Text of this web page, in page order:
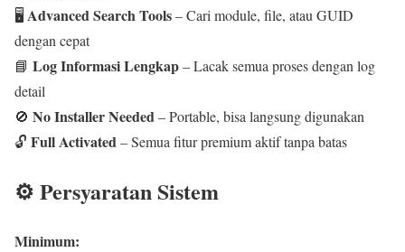
🖥️Advanced Search Tools– Cari module, file, atau GUID
dengan cepat
📘 Log Informasi Lengkap– Lacak semua proses dengan log
detail
🚫 No Installer Needed– Portable, bisa langsung digunakan
🔓 Full Activated– Semua fitur premium aktif tanpa batas
⚙️ Persyaratan Sistem
Minimum: